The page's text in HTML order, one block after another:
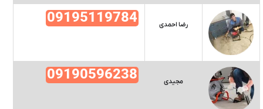
رضا احمدی 09195119784
مجیدی 09190596238